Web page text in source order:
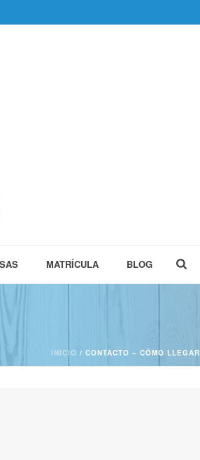
MATRÍCULA BLOG
INICIO / CONTACTO – CÓMO LLEGAR